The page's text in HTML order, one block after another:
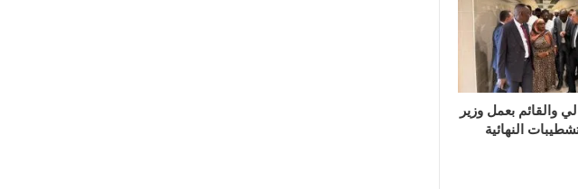
والقائم بعمل وزير
النهائية